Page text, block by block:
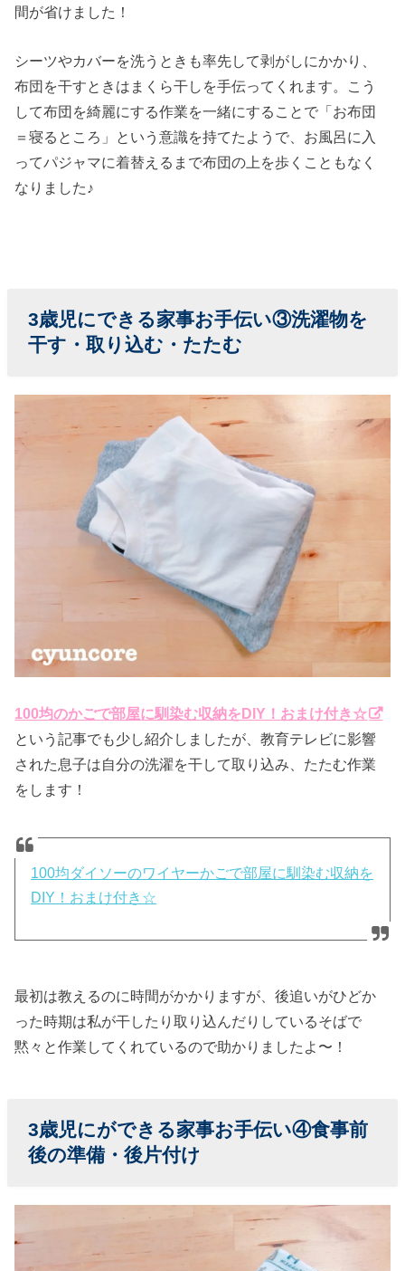
間が省けました！
シーツやカバーを洗うときも率先して剥がしにかかり、
布団を干すときはまくら干しを手伝ってくれます。こう
して布団を綺麗にする作業を一緒にすることで「お布団
＝寝るところ」という意識を持てたようで、お風呂に入
ってパジャマに着替えるまで布団の上を歩くこともなく
なりました♪
3歳児にできる家事お手伝い③洗濯物を
干す・取り込む・たたむ
100均のかごで部屋に馴染む収納をDIY！おまけ付き☆
という記事でも少し紹介しましたが、教育テレビに影響
された息子は自分の洗濯を干して取り込み、たたむ作業
をします！
100均ダイソーのワイヤーかごで部屋に馴染む収納を
DIY！おまけ付き☆
最初は教えるのに時間がかかりますが、後追いがひどか
った時期は私が干したり取り込んだりしているそばで
黙々と作業してくれているので助かりましたよ〜！
3歳児にができる家事お手伝い④食事前
後の準備・後片付け